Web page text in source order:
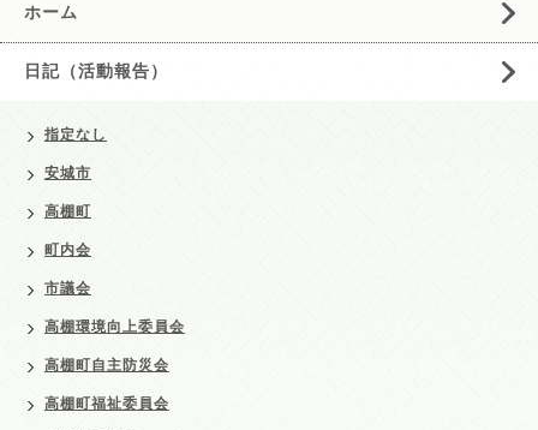
ホーム
日記（活動報告）
指定なし
安城市
高棚町
町内会
市議会
高棚環境向上委員会
高棚町自主防災会
高棚町福祉委員会